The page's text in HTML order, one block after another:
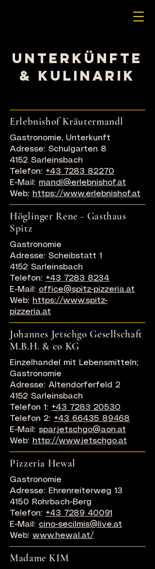
Unterkünfte
& Kulinarik
Erlebnishof Kräutermandl
Gastronomie, Unterkunft
Adresse: Schulgarten 8
4152 Sarleinsbach
Telefon: +43 7283 82270
E-Mail: mandl@erlebnishof.at
Web: https://www.erlebnishof.at
Höglinger Rene - Gasthaus
Spitz
Gastronomie
Adresse: Scheibstatt 1
4152 Sarleinsbach
Telefon: +43 7283 8234
E-Mail: office@spitz-pizzeria.at
Web: https://www.spitz-
pizzeria.at
Johannes Jetschgo Gesellschaft
M.B.H. & co KG
Einzelhandel mit Lebensmitteln;
Gastronomie
Adresse: Altendorferfeld 2
4152 Sarleinsbach
Telefon 1: +43 7283 20530
Telefon 2: +43 66435 89468
E-Mail: spar.jetschgo@aon.at
Web: http://www.jetschgo.at
Pizzeria Hewal
Gastronomie
Adresse: Ehrenreiterweg 13
4150 Rohrbach-Berg
Telefon: +43 7289 40091
E-Mail: cino-secilmis@live.at
Web: www.hewal.at/
Madame KIM